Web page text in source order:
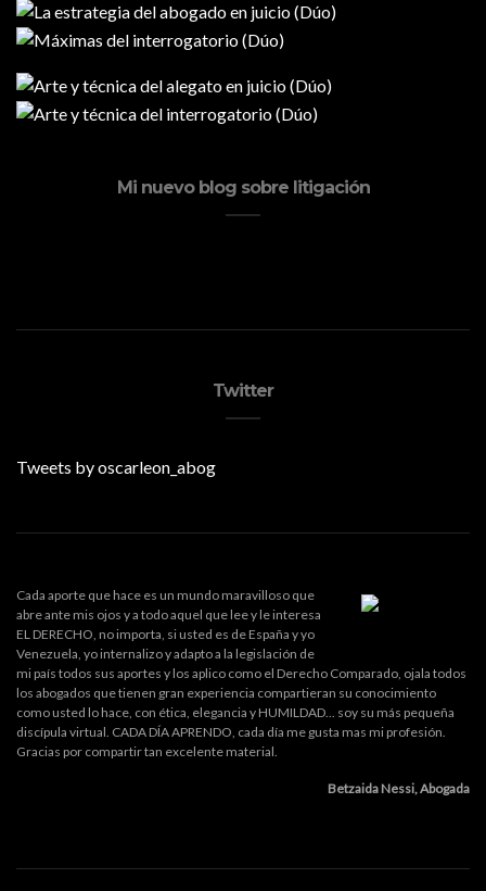
Mi nuevo blog sobre litigación
Twitter
Tweets by oscarleon_abog
Cada aporte que hace es un mundo maravilloso que
abre ante mis ojos y a todo aquel que lee y le interesa
EL DERECHO, no importa, si usted es de España y yo
Venezuela, yo internalizo y adapto a la legislación de
mi país todos sus aportes y los aplico como el Derecho Comparado, ojala todos
los abogados que tienen gran experiencia compartieran su conocimiento
como usted lo hace, con ética, elegancia y HUMILDAD... soy su más pequeña
discípula virtual. CADA DÍA APRENDO, cada día me gusta mas mi profesión.
Gracias por compartir tan excelente material.
Betzaida Nessi, Abogada